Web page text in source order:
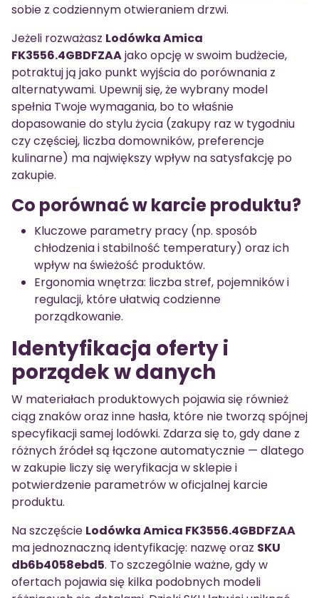
sobie z codziennym otwieraniem drzwi.
Jeżeli rozważasz Lodówka Amica
FK3556.4GBDFZAAjako opcję w swoim budżecie,
potraktuj ją jako punkt wyjścia do porównania z
alternatywami. Upewnij się, że wybrany model
spełnia Twoje wymagania, bo to właśnie
dopasowanie do stylu życia (zakupy raz w tygodniu
czy częściej, liczba domowników, preferencje
kulinarne) ma największy wpływ na satysfakcję po
zakupie.
Co porównać w karcie produktu?
Kluczowe parametry pracy (np. sposób
chłodzenia i stabilność temperatury) oraz ich
wpływ na świeżość produktów.
Ergonomia wnętrza: liczba stref, pojemników i
regulacji, które ułatwią codzienne
porządkowanie.
Identyfikacja oferty i
porządek w danych
W materiałach produktowych pojawia się również
ciąg znaków oraz inne hasła, które nie tworzą spójnej
specyfikacji samej lodówki. Zdarza się to, gdy dane z
różnych źródeł są łączone automatycznie — dlatego
w zakupie liczy się weryfikacja w sklepie i
potwierdzenie parametrów w oficjalnej karcie
produktu.
Na szczęście Lodówka Amica FK3556.4GBDFZAA
ma jednoznaczną identyfikację: nazwę oraz SKU
db6b4058ebd5. To szczególnie ważne, gdy w
ofertach pojawia się kilka podobnych modeli